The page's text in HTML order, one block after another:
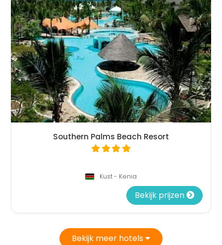
Southern Palms Beach Resort
Kust - Kenia
Bekijk prijzen
Bekijk meer hotels